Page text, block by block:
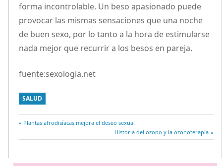
forma incontrolable. Un beso apasionado puede
provocar las mismas sensaciones que una noche
de buen sexo, por lo tanto a la hora de estimularse
nada mejor que recurrir a los besos en pareja.
fuente:sexologia.net
SALUD
Navegación
Entrada
Plantas afrodisíacas,mejora el deseo sexual
Entrada
siguiente:
Historia del ozono y la ozonoterapia